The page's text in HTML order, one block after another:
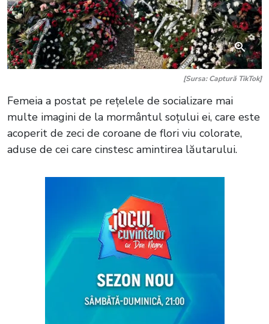
[Sursa: Captură TikTok]
Femeia a postat pe rețelele de socializare mai
multe imagini de la mormântul soțului ei, care este
acoperit de zeci de coroane de flori viu colorate,
aduse de cei care cinstesc amintirea lăutarului.